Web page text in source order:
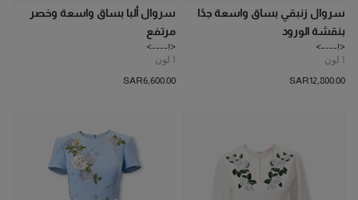
سروال زنبقي بساق واسعة جدًا
بنقشة الورود
<!---->
1 لون
SAR‌12,800.00
سروال ألبا بساق واسعة وخصر
مرتفع
<!---->
1 لون
SAR‌6,600.00